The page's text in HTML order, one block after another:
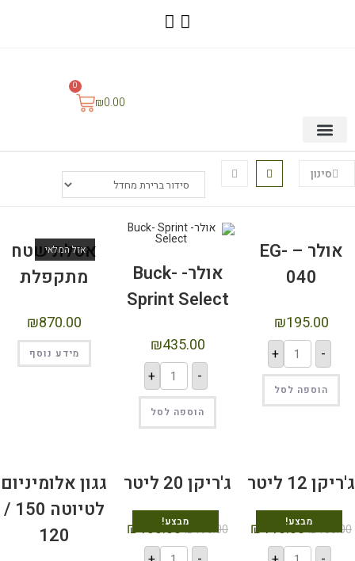
₪0.00
0
סינון
אולר – EG-
040
₪195.00
הוספה לסל
אולר- Buck-
Sprint Select
₪435.00
הוספה לסל
אזל המלאי
אסלת שטח
מתקפלת
₪870.00
מידע נוסף
מבצע!
12 ליטר
₪
₪110.00 מבצע!
ג'ריקן 20 ליטר
₪190.00
₪138.00
גגון אלומיניום
לטיוטה 150 /
120